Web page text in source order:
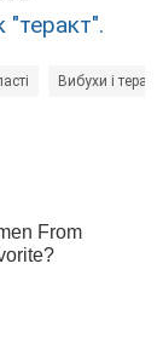
"теракт".
Вибухи і